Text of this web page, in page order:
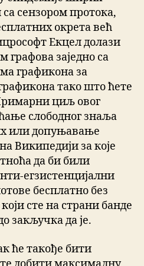
сензором протока,
окрета већ
Екцел долази
графова заједно са
графикона за
тако што ћете
циљ овог
слободног знаља
или допуњавање
Википедији за које
да би били
егзистенцијални
бесплатно без
сте на страни банде
закључка да је.
ће такође бити